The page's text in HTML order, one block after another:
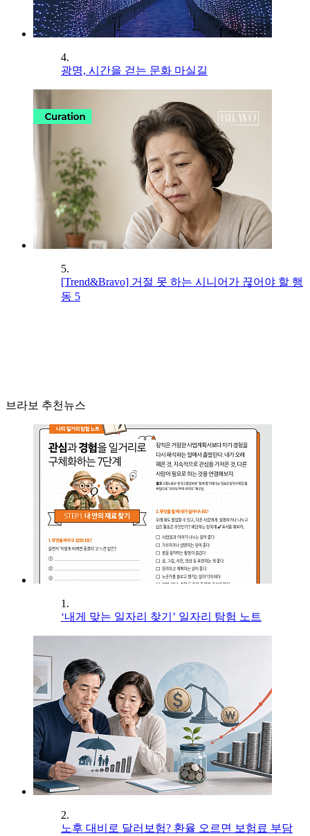
4.
광명, 시간을 걷는 문화 마실길
5.
[Trend&Bravo] 거절 못 하는 시니어가 끊어야 할 행
동 5
브라보 추천뉴스
1.
‘내게 맞는 일자리 찾기’ 일자리 탐험 노트
2.
노후 대비로 달러보험? 환율 오르면 보험료 부담